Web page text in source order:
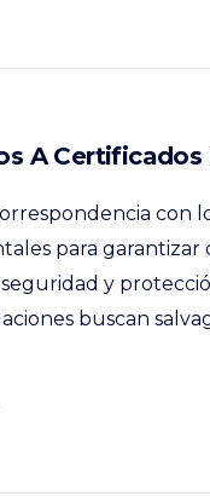
A
con
para
y
buscan